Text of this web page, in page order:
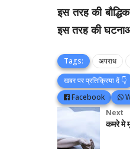
इस तरह की
इस तरह की
Tags: अपराध
खबर पर प्रतिक्रिया दें 👇
Facebook
Next
कमरे मे